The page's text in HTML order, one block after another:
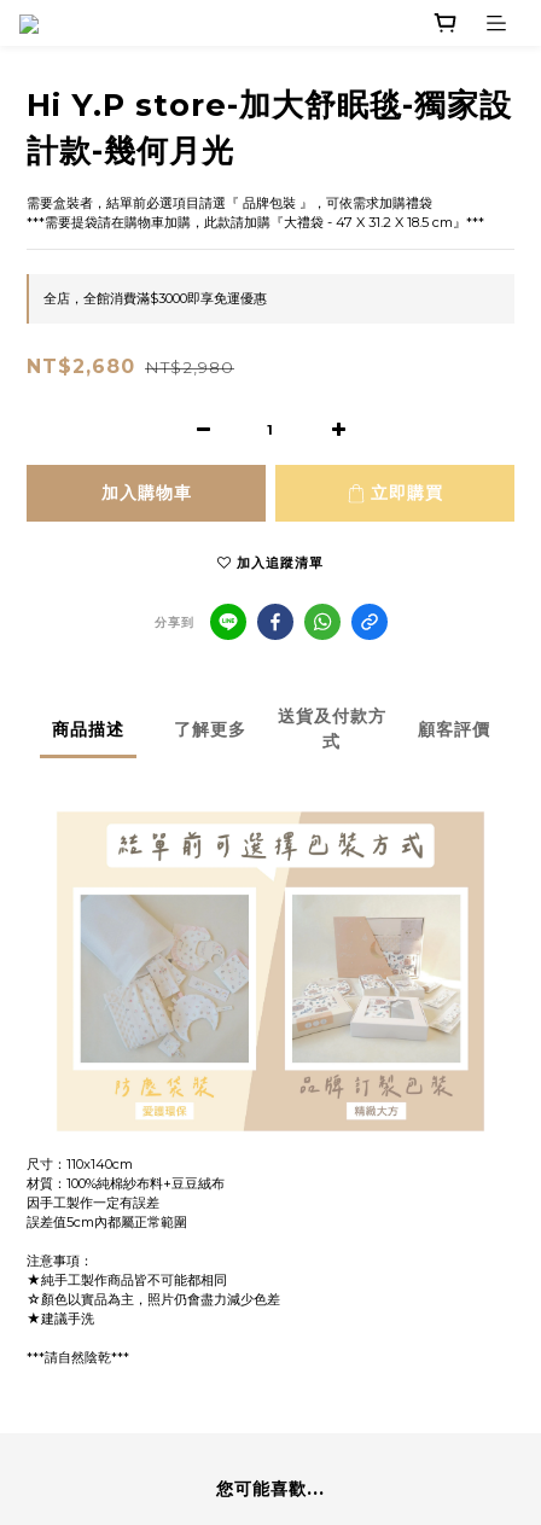
Hi Y.P store-加大舒眠毯-獨家設
計款-幾何月光
需要盒裝者，結單前必選項目請選『 品牌包裝 』，可依需求加購禮袋
***需要提袋請在購物車加購，此款請加購『大禮袋 - 47 X 31.2 X 18.5 cm』***
全店，全館消費滿$3000即享免運優惠
NT$2,680 NT$2,980
加入購物車 立即購買
加入追蹤清單
分享到
商品描述 了解更多
送貨及付款方
式
顧客評價
尺寸：110x140cm
材質：100%純棉紗布料+豆豆絨布
因手工製作一定有誤差
誤差值5cm內都屬正常範圍
注意事項：
★純手工製作商品皆不可能都相同
☆顏色以實品為主，照片仍會盡力減少色差
★建議手洗
***請自然陰乾***
您可能喜歡...